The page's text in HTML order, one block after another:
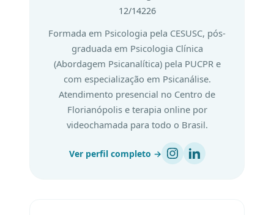
12/14226
Formada em Psicologia pela CESUSC, pós-
graduada em Psicologia Clínica
(Abordagem Psicanalítica) pela PUCPR e
com especialização em Psicanálise.
Atendimento presencial no Centro de
Florianópolis e terapia online por
videochamada para todo o Brasil.
Ver perfil completo →